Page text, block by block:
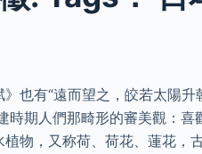
也有“遠而望之，皎若太陽
時期人們那畸形的審美觀：
植物，又称荷、荷花、蓮花，